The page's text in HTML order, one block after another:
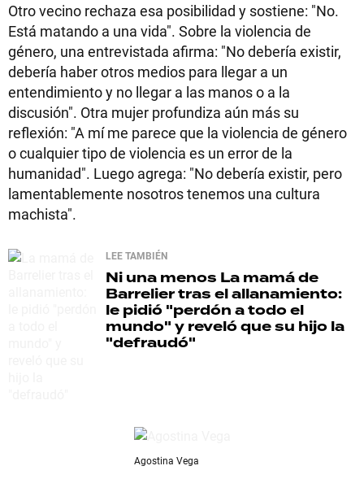
Otro vecino rechaza esa posibilidad y sostiene: "No.
Está matando a una vida". Sobre la violencia de
género, una entrevistada afirma: "No debería existir,
debería haber otros medios para llegar a un
entendimiento y no llegar a las manos o a la
discusión". Otra mujer profundiza aún más su
reflexión: "A mí me parece que la violencia de género
o cualquier tipo de violencia es un error de la
humanidad". Luego agrega: "No debería existir, pero
lamentablemente nosotros tenemos una cultura
machista".
LEE TAMBIÉN
Ni una menos La mamá de
Barrelier tras el allanamiento:
le pidió "perdón a todo el
mundo" y reveló que su hijo la
"defraudó"
Agostina Vega